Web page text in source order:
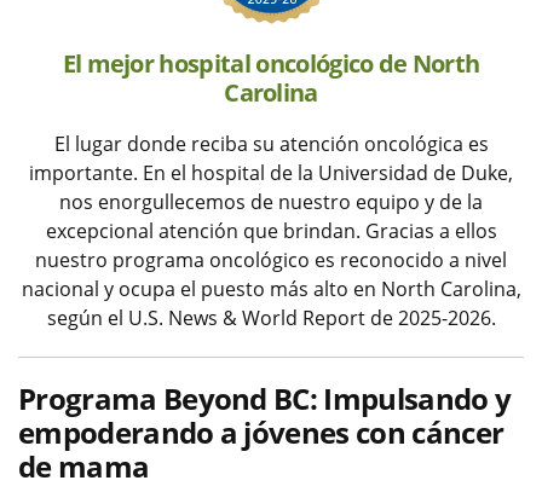
El mejor hospital oncológico de North
Carolina
El lugar donde reciba su atención oncológica es
importante. En el hospital de la Universidad de Duke,
nos enorgullecemos de nuestro equipo y de la
excepcional atención que brindan. Gracias a ellos
nuestro programa oncológico es reconocido a nivel
nacional y ocupa el puesto más alto en North Carolina,
según el U.S. News & World Report de 2025-2026.
Programa Beyond BC: Impulsando y
empoderando a jóvenes con cáncer
de mama